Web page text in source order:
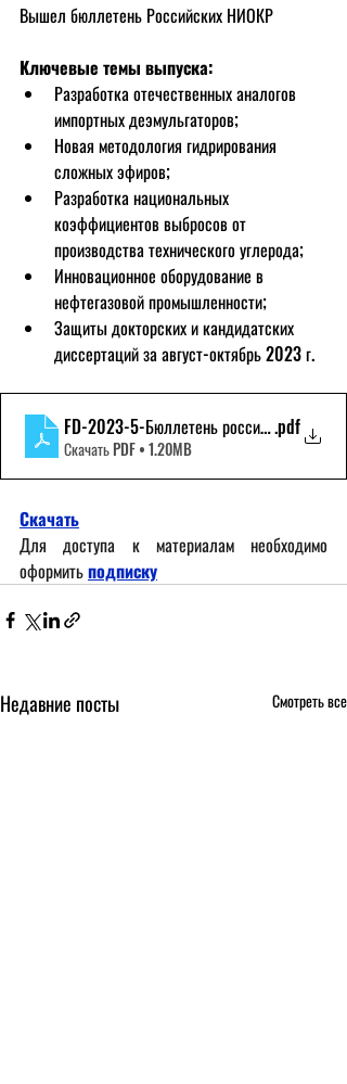
Вышел бюллетень Российских НИОКР
Ключевые темы выпуска:
Разработка отечественных аналогов
импортных деэмульгаторов;
Новая методология гидрирования
сложных эфиров;
Разработка национальных
коэффициентов выбросов от
производства технического углерода;
Инновационное оборудование в
нефтегазовой промышленности;
Защиты докторских и кандидатских
диссертаций за август-октябрь 2023 г.
FD-2023-5-Бюллетень российских НИОКР
.pdf
Скачать PDF • 1.20MB
Скачать
Для доступа к материалам необходимо
оформитьподписку
Недавние посты Смотреть все